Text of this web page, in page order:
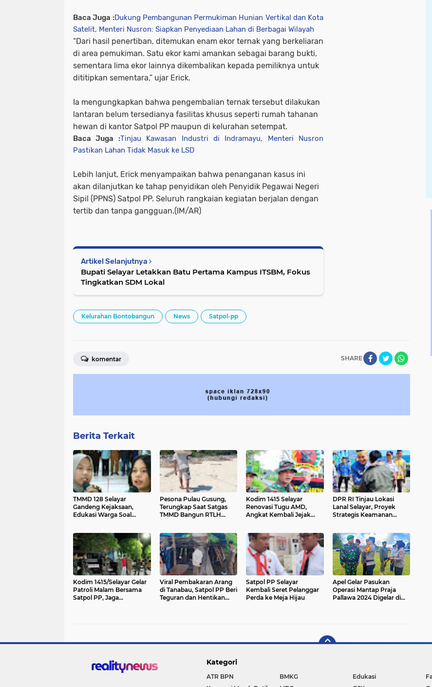
Baca Juga :Dukung Pembangunan Permukiman Hunian Vertikal dan Kota
Satelit, Menteri Nusron: Siapkan Penyediaan Lahan di Berbagai Wilayah
“Dari hasil penertiban, ditemukan enam ekor ternak yang berkeliaran
di area pemukiman. Satu ekor kami amankan sebagai barang bukti,
sementara lima ekor lainnya dikembalikan kepada pemiliknya untuk
dititipkan sementara,” ujar Erick.
Ia mengungkapkan bahwa pengembalian ternak tersebut dilakukan
lantaran belum tersedianya fasilitas khusus seperti rumah tahanan
hewan di kantor Satpol PP maupun di kelurahan setempat.
Baca Juga :Tinjau Kawasan Industri di Indramayu, Menteri Nusron
Pastikan Lahan Tidak Masuk ke LSD
Lebih lanjut, Erick menyampaikan bahwa penanganan kasus ini
akan dilanjutkan ke tahap penyidikan oleh Penyidik Pegawai Negeri
Sipil (PPNS) Satpol PP. Seluruh rangkaian kegiatan berjalan dengan
tertib dan tanpa gangguan.(IM/AR)
Artikel Selanjutnya
Bupati Selayar Letakkan Batu Pertama Kampus ITSBM, Fokus
Tingkatkan SDM Lokal
Kelurahan Bontobangun News Satpol-pp
SHARE
komentar
Berita Terkait
TMMD 128 Selayar
Gandeng Kejaksaan,
Edukasi Warga Soal
Pesona Pulau Gusung,
Terungkap Saat Satgas
TMMD Bangun RTLH
Kodim 1415 Selayar
Renovasi Tugu AMD,
Angkat Kembali Jejak
DPR RI Tinjau Lokasi
Lanal Selayar, Proyek
Strategis Keamanan
Kodim 1415/Selayar Gelar
Patroli Malam Bersama
Satpol PP, Jaga
Viral Pembakaran Arang
di Tanabau, Satpol PP Beri
Teguran dan Hentikan
Satpol PP Selayar
Kembali Seret Pelanggar
Perda ke Meja Hijau
Apel Gelar Pasukan
Operasi Mantap Praja
Pallawa 2024 Digelar di
Kategori
ATR BPN BMKG Edukasi